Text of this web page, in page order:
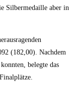
Silbermedaille aber in
(182,00). Nachdem
belegte das